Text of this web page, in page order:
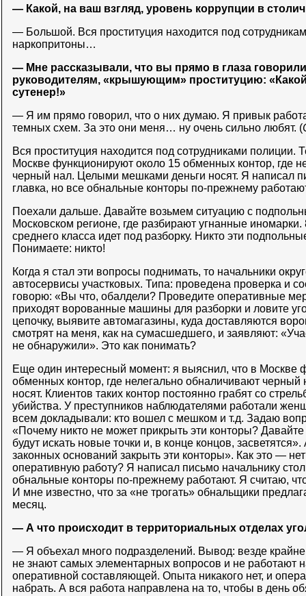
— Какой, на ваш взгляд, уровень коррупции в
— Большой. Вся проституция находится под
наркопритоны…
— Мне рассказывали, что вы прямо в глаза
руководителям, «крышующим» проституцию:
сутенер!»
— Я им прямо говорил, что о них думаю. Я привык
темных схем. За это они меня… ну очень сильно любят. (
Вся проституция находится под сотрудниками
Москве функционируют около 15 обменных контор, где
черный нал. Целыми мешками деньги носят. Я написал
главка, но все обнальные конторы по-прежнему
Поехали дальше. Давайте возьмем ситуацию с
Московском регионе, где разбирают угнанные
среднего класса идет под разборку. Никто эти
Понимаете: никто!
Когда я стал эти вопросы поднимать, то начальники
автосервисы участковых. Типа: проведена проверка и
говорю: «Вы что, обалдели? Проведите оперативные
приходят ворованные машины для разборки и ловите
цепочку, выявите автомагазины, куда доставляются
смотрят на меня, как на сумасшедшего, и заявляют:
не обнаружили». Это как понимать?
Еще один интересный момент: я выяснил, что в Москве
обменных контор, где нелегально обналичивают
носят. Клиентов таких контор постоянно грабят со
убийства. У преступников наблюдателями работали
всем докладывали: кто вошел с мешком и т.д. Задаю
«Почему никто не может прикрыть эти конторы?
будут искать новые точки и, в конце концов,
законных оснований закрыть эти конторы». Как это —
оперативную работу? Я написал письмо начальнику
обнальные конторы по-прежнему работают. Я считаю,
И мне известно, что за «не трогать» обнальщики
месяц.
— А что происходит в территориальных отделах
— Я объехал много подразделений. Вывод: везде крайне
не знают самых элементарных вопросов и не работают
оперативной составляющей. Опыта никакого нет, и
набрать. А вся работа направлена на то, чтобы в день